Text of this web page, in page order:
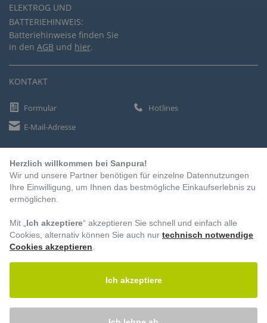
ELEKTROG UND
BATTERIEHINWEIS:
Batteriehinweise finden Sie
in den AGB und hier.
KONTAKT
Formular
Hotlines
E-Mail-Adresse
ZAHLUNGSARTEN
Vorkasse
BESUCHEN SIE UNS
Herzlich willkommen bei Sanpura!
Wir und unsere Partner benötigen für einzelne Datennutzungen
Ihre Einwilligung, um Ihnen das bestmögliche Einkaufserlebnis zu
ermöglichen.
Mit „ Ich akzeptiere“ akzeptieren Sie schnell und einfach alle
Cookies, alternativ können Sie auch nur technisch notwendige
Cookies akzeptieren
Ich akzeptiere